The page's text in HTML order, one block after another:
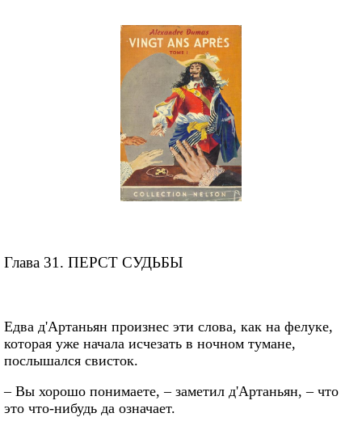
Глава 31. ПЕРСТ СУДЬБЫ
Едва д'Артаньян произнес эти слова, как на фелуке,
которая уже начала исчезать в ночном тумане,
послышался свисток.
– Вы хорошо понимаете, – заметил д'Артаньян, – что
это что-нибудь да означает.